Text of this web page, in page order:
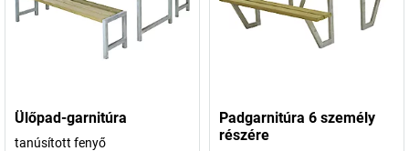
Ülőpad-garnitúra
tanúsított fenyő
Padgarnitúra 6 személy
részére